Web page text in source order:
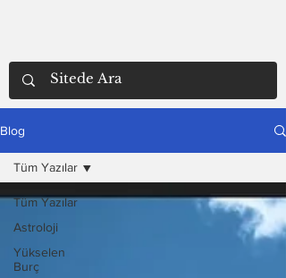
Blog
Tüm Yazılar
Astroloji
Yükselen
Burç
Tüm Yazılar